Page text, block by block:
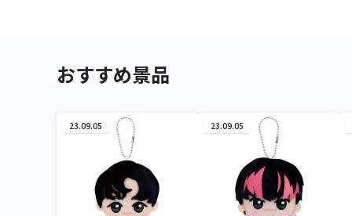
おすすめ景品
23.09.05 23.09.05